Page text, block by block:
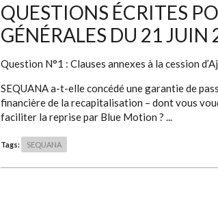
QUESTIONS ÉCRITES
GÉNÉRALES DU 21 JUIN
Question N°1 : Clauses annexes à la cession
SEQUANA a-t-elle concédé une garantie de
financière de la recapitalisation – dont vous
faciliter la reprise par Blue Motion ? ...
Tags: SEQUANA